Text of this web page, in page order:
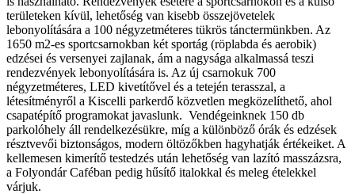
területeken kívül, lehetőség van kisebb összejövetelek
lebonyolítására a 100 négyzetméteres tükrös tánctermünkben. Az
1650 m2-es sportcsarnokban két sportág (röplabda és aerobik)
edzései és versenyei zajlanak, ám a nagysága alkalmassá teszi
rendezvények lebonyolítására is. Az új csarnokuk 700
négyzetméteres, LED kivetítővel és a tetején terasszal, a
létesítményről a Kiscelli parkerdő közvetlen megközelíthető, ahol
csapatépítő programokat javaslunk. Vendégeinknek 150 db
parkolóhely áll rendelkezésükre, míg a különböző órák és edzések
résztvevői biztonságos, modern öltözőkben hagyhatják értékeiket. A
kellemesen kimerítő testedzés után lehetőség van lazító masszázsra,
a Folyondár Caféban pedig hűsítő italokkal és meleg ételekkel
várjuk.